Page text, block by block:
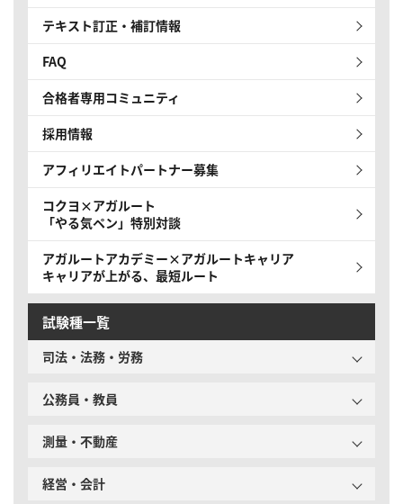
テキスト訂正・補訂情報
FAQ
合格者専用コミュニティ
採用情報
アフィリエイトパートナー募集
コクヨ×アガルート
「やる気ペン」特別対談
アガルートアカデミー×アガルートキャリア
キャリアが上がる、最短ルート
試験種一覧
司法・法務・労務
公務員・教員
測量・不動産
経営・会計